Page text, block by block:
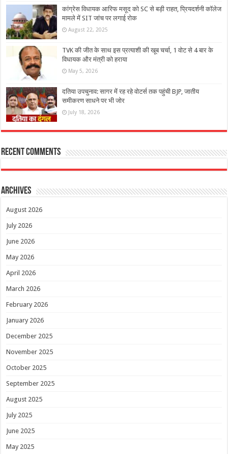
कांग्रेस विधायक आरिफ मसूद को SC से बड़ी राहत, प्रियदर्शनी कॉलेज
मामले में SIT जांच पर लगाई रोक
August 22, 2025
TVK की जीत के साथ इस प्रत्याशी की खूब चर्चा, 1 वोट से 4 बार के
विधायक और मंत्री को हराया
May 5, 2026
दतिया उपचुनाव: सागर में रह रहे वोटर्स तक पहुंची BJP, जातीय
समीकरण साधने पर भी जोर
July 18, 2026
Recent Comments
Archives
August 2026
July 2026
June 2026
May 2026
April 2026
March 2026
February 2026
January 2026
December 2025
November 2025
October 2025
September 2025
August 2025
July 2025
June 2025
May 2025